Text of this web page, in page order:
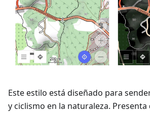
Este estilo está diseñado para
y ciclismo en la naturaleza.